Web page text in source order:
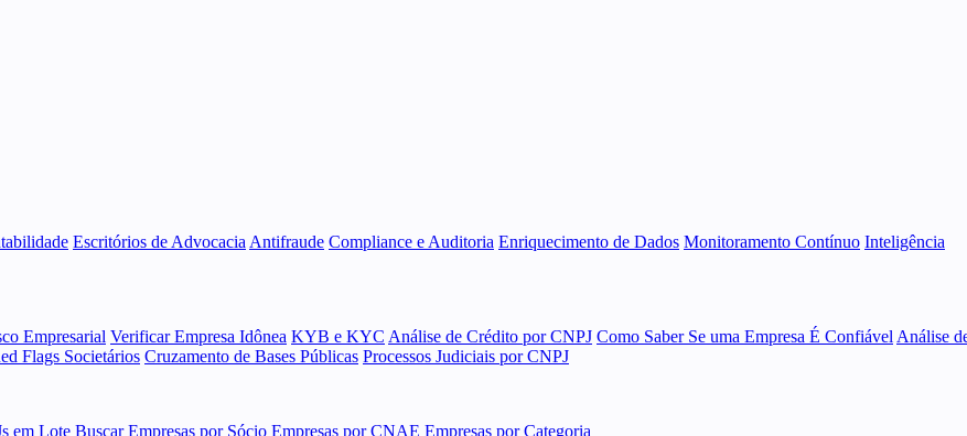
Escritórios de Advocacia Antifraude Compliance e Auditoria Enriquecimento de Dados Monitoramento Contínuo Inteligência
Empresarial Verificar Empresa Idônea KYB e KYC Análise de Crédito por CNPJ Como Saber Se uma Empresa É Confiável Análise
Flags Societários Cruzamento de Bases Públicas Processos Judiciais por CNPJ
em Lote Buscar Empresas por Sócio Empresas por CNAE Empresas por Categoria